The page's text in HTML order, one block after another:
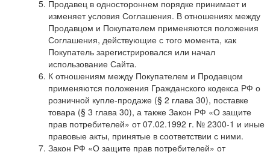
Продавец в одностороннем порядке принимает и
изменяет условия Соглашения. В отношениях между
Продавцом и Покупателем применяются положения
Соглашения, действующие с того момента, как
Покупатель зарегистрировался или начал
использование Сайта.
К отношениям между Покупателем и Продавцом
применяются положения Гражданского кодекса РФ о
розничной купле-продаже (§ 2 глава 30), поставке
товара (§ 3 глава 30), а также Закон РФ «О защите
прав потребителей» от 07.02.1992 г. № 2300-1 и иные
правовые акты, принятые в соответствии с ними.
Закон РФ «О защите прав потребителей» от